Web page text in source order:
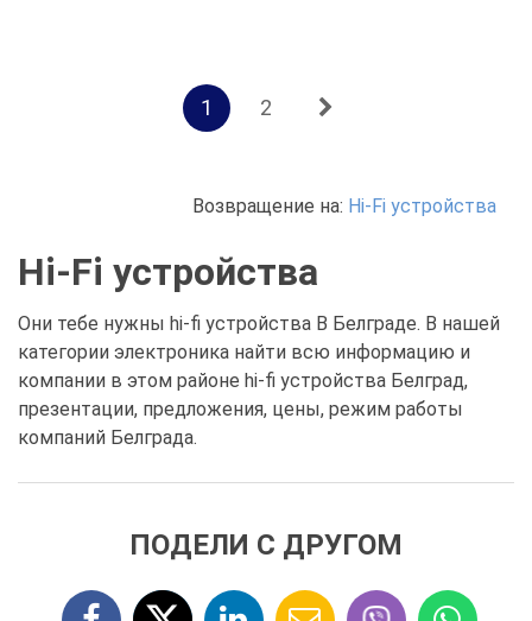
1 2
Возвращение на: Hi-Fi устройства
Hi-Fi устройства
Они тебе нужны hi-fi устройства В Белграде. В нашей
категории электроника найти всю информацию и
компании в этом районе hi-fi устройства Белград,
презентации, предложения, цены, режим работы
компаний Белграда.
ПОДЕЛИ С ДРУГОМ